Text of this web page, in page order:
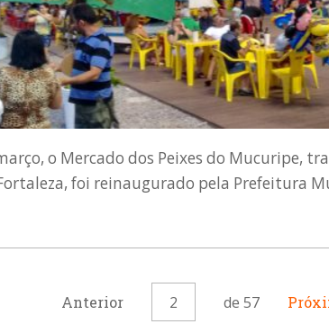
o Mercado dos Peixes do Mucuripe,
foi reinaugurado pela Prefeitura
Anterior 2 de 57